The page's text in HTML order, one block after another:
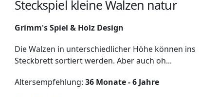
Steckspiel kleine Walzen natur
Grimm's Spiel & Holz Design
Die Walzen in unterschiedlicher Höhe können ins
Steckbrett sortiert werden. Aber auch oh...
Altersempfehlung: 36 Monate - 6 Jahre